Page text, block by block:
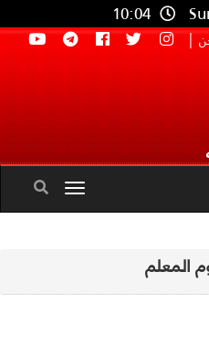
10:04
|
Toggle
navigation